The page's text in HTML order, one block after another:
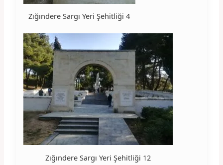
Zığındere Sargı Yeri Şehitliği 4
Zığındere Sargı Yeri Şehitliği 12